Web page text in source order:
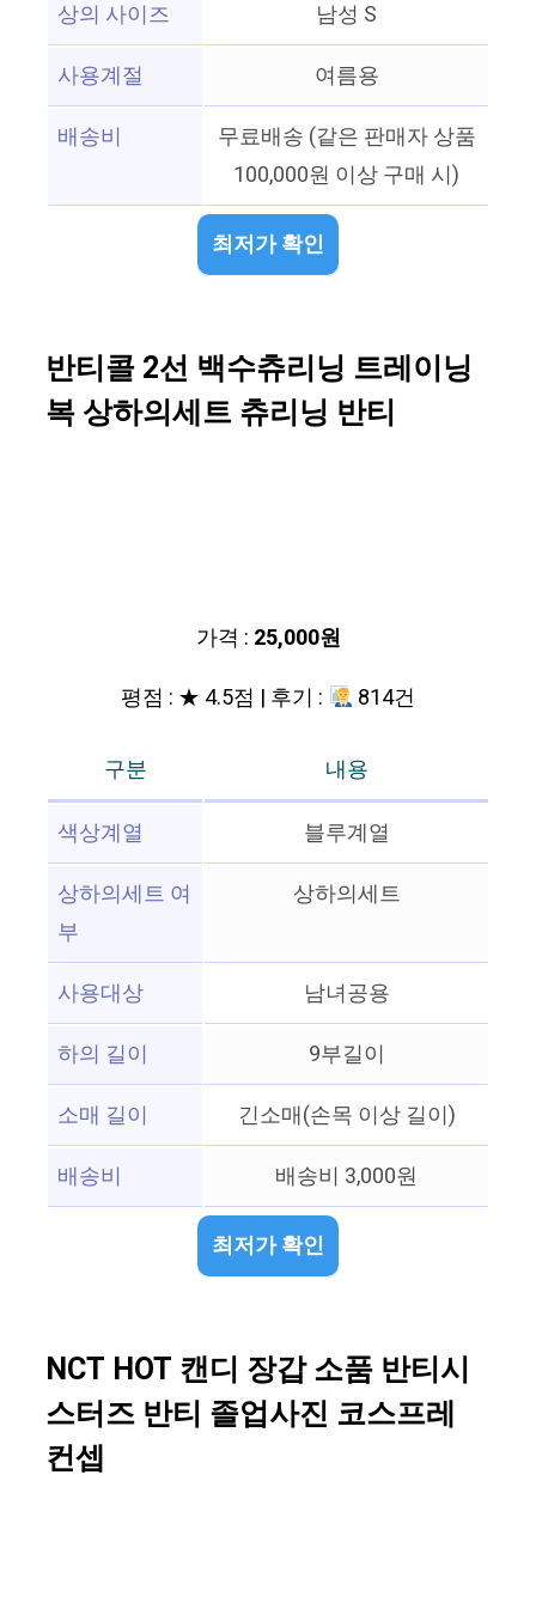
상의 사이즈
남성 S
사용계절
여름용
배송비
무료배송 (같은 판매자 상품
100,000원 이상 구매 시)
최저가 확인
반티콜 2선 백수츄리닝 트레이닝
복 상하의세트 츄리닝 반티
가격 : 25,000원
평점 : ★ 4.5점 | 후기 :
814건
구분
내용
색상계열
블루계열
상하의세트 여
부
상하의세트
사용대상
남녀공용
하의 길이
9부길이
소매 길이
긴소매(손목 이상 길이)
배송비
배송비 3,000원
최저가 확인
NCT HOT 캔디 장갑 소품 반티시
스터즈 반티 졸업사진 코스프레
컨셉